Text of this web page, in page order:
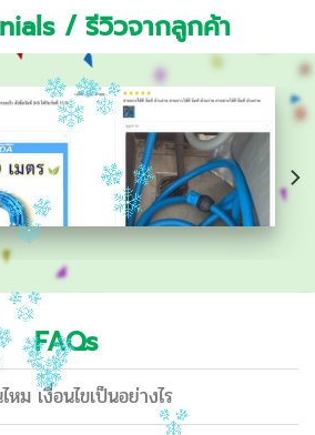
/ รีวิวจากลูกค้า
FAQs
ม เงื่อนไขเป็นอย่างไร